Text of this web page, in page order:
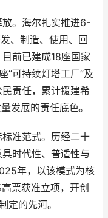
放。海尔扎实推进6-
、制造、使用、回
前已建成18座国家
“可持续灯塔工厂”及
责任，累计援建希
发展的责任底色。
准范式。历经二十
时代性、普适性与
年，以该模式为核
票获准立项，开创
定的先河。